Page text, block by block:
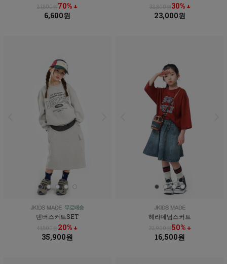
21,800원70% ↓
6,600원
32,800원30% ↓
23,000원
덴버스커트SET
44,800원20% ↓
35,900원
헤라데님스커트
32,900원50% ↓
16,500원